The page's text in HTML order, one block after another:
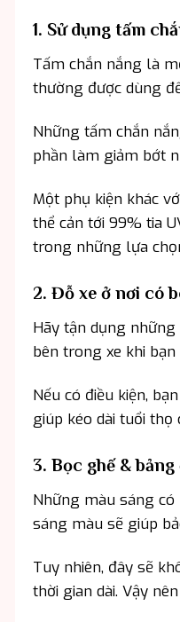
1. Sử dụng tấm
Tấm chắn nắng là
thường được dùng
Những tấm chắn
phần làm giảm bớt
Một phụ kiện khác
thể cản tới 99% tia
trong những lựa
2. Đỗ xe ở nơi có
Hãy tận dụng
bên trong xe khi
Nếu có điều kiện,
giúp kéo dài tuổi thọ
3. Bọc ghế &
Những màu sáng có
sáng màu sẽ giúp
Tuy nhiên, đây sẽ
thời gian dài. Vậy